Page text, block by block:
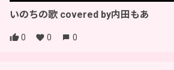
いのちの歌 covered by内田もあ
0 0 0